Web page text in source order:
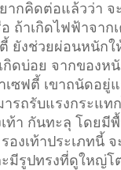
ากคิดต่อแล้วว่า จ
ถ้าเกิดไฟฟ้าจาก
ยังช่วยผ่อนหนักใ
ดบ่อย จากของห
เซฟตี้ เขาถนัดอยู่
ารถรับแรงกระแท
ท้า กันทะลุ โดยมี
องเท้าประเภทนี้
มีรูปทรงที่ดูใหญ่โ